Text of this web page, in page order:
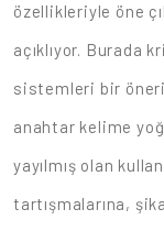
özellikleriyle öne
açıklıyor. Burada
sistemleri bir
anahtar kelime
yayılmış olan
tartışmalarına,